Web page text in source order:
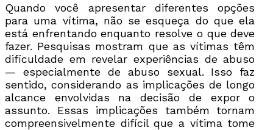
Quando você apresentar diferentes opções
para uma vítima, não se esqueça do que ela
está enfrentando enquanto resolve o que deve
fazer. Pesquisas mostram que as vítimas têm
dificuldade em revelar experiências de abuso
— especialmente de abuso sexual. Isso faz
sentido, considerando as implicações de longo
alcance envolvidas na decisão de expor o
assunto. Essas implicações também tornam
compreensivelmente difícil que a vítima tome